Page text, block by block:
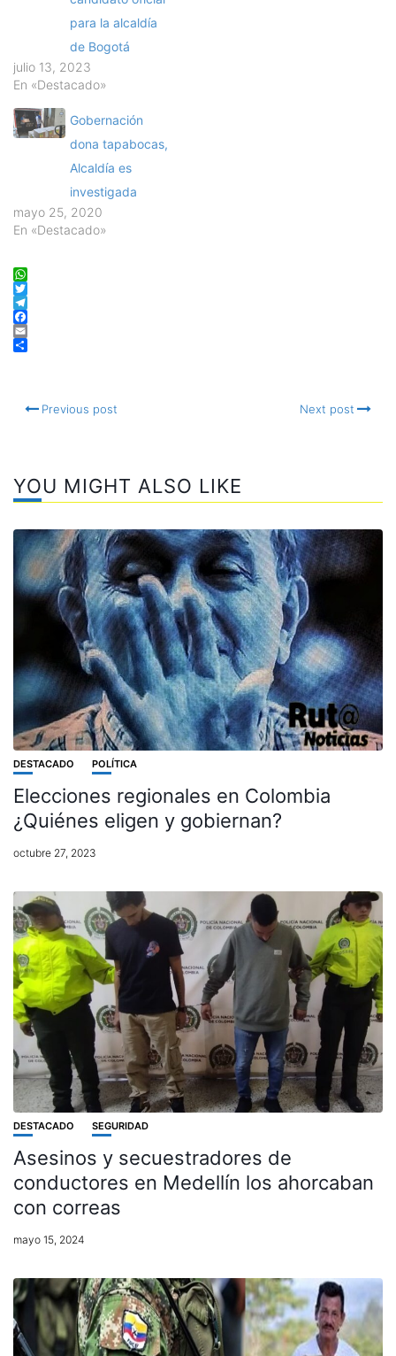
para la alcaldía
de Bogotá
julio 13, 2023
En «Destacado»
Gobernación
dona tapabocas,
Alcaldía es
investigada
mayo 25, 2020
En «Destacado»
WhatsApp
Twitter
Telegram
Facebook
Email
Previous post Next post
YOU MIGHT ALSO LIKE
DESTACADO POLÍTICA
Elecciones regionales en Colombia
¿Quiénes eligen y gobiernan?
octubre 27, 2023
DESTACADO SEGURIDAD
Asesinos y secuestradores de
conductores en Medellín los ahorcaban
con correas
mayo 15, 2024